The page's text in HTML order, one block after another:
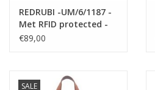
REDRUBI -UM/6/1187 -
Met RFID protected -
echt leren -
schoudertas –
/cognac
€89,00
SALE